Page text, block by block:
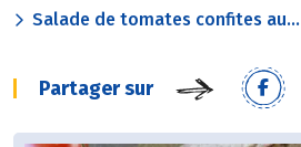
Salade de tomates confites au...
Partager sur